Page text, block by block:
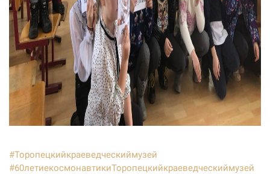
#Торопецкийкраеведческиймузей
#60летиекосмонавтикиТоропецкийкраеведческиймузей